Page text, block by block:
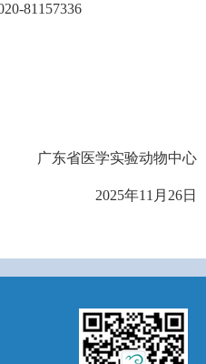
81157336
广东省医学实验动物中心
年11月26日